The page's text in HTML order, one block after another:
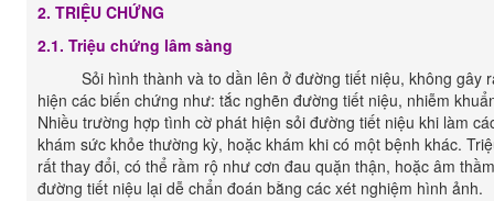
2. TRIỆU CHỨNG
2.1. Triệu chứng lâm sàng
Sỏi hình thành và to dần lên ở đường tiết niệu, không gây
hiện các biến chứng như: tắc nghẽn đường tiết niệu, nhiễm
Nhiều trường hợp tình cờ phát hiện sỏi đường tiết niệu khi làm
khám sức khỏe thường kỳ, hoặc khám khi có một bệnh khác.
rất thay đổi, có thể rầm rộ như cơn đau quặn thận, hoặc âm
đường tiết niệu lại dễ chẩn đoán bằng các xét nghiệm hình ảnh.